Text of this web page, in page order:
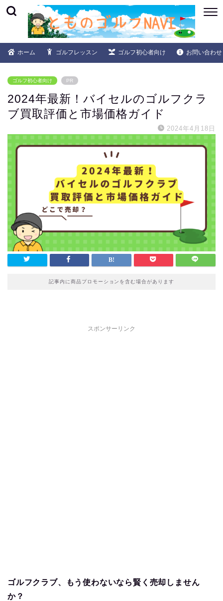
ホーム ゴルフレッスン ゴルフ初心者向け お問い合わせ
ゴルフ初心者向け PR
2024年最新！バイセルのゴルフクラ
ブ買取評価と市場価格ガイド
2024年4月18日
記事内に商品プロモーションを含む場合があります
スポンサーリンク
ゴルフクラブ、もう使わないなら賢く売却しません
か？